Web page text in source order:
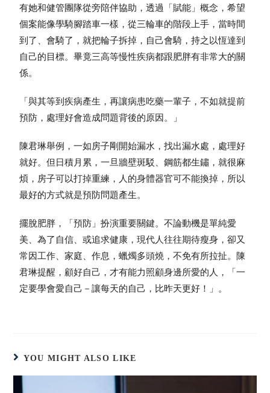
有她和健管團隊從旁陪伴協助，透過「賦能」概念，希望
個案能像學騎腳踏車一樣，從三輪車的階段上手，當時間
到了、會騎了，就把輪子拆掉，自己會騎，持之以恆達到
自己的目標。畢竟三高等慢性疾病都跟肥胖有非常大的關
係。
「與其等到疾病產生，再讓病患吃藥一輩子，不如就提前
預防，處理好會造成問題背後的原因。」
陳君琳舉例，一如房子剛開始漏水，找出漏水處，處理好
就好。但日積月累，一旦牆壁斑駁、鋼筋都生鏽，就很麻
煩，房子可以打掉重練，人的身體器官可不能換掉，所以
最好的方式就是預防問題產生。
擺脫肥胖，「預防」扮演重要關鍵。不論動機是單純愛
美、為了自信、或追求健康，現代人往往期待瘦身，卻又
常因工作、家庭、作息，蠟燭多頭燒，不免有所拉扯。陳
君琳提醒，顧好自己，才有能力照顧身邊所愛的人，「一
定要學會愛自己－讓每天的自己，比昨天更好！」。
YOU MIGHT ALSO LIKE